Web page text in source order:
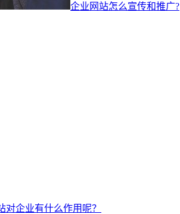
企业网站怎么宣传和推广?
对企业有什么作用呢？